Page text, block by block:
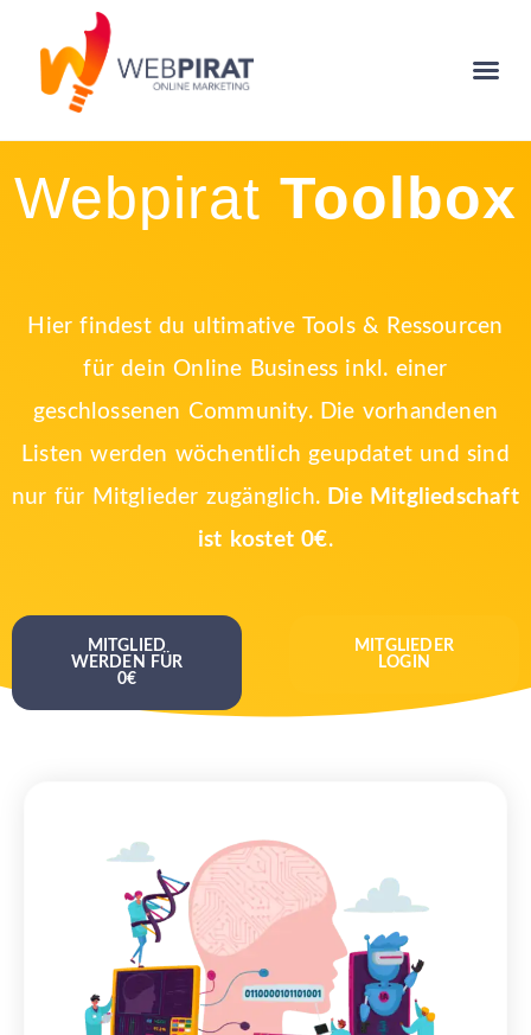
Webpirat Toolbox
Hier findest du ultimative Tools & Ressourcen
für dein Online Business inkl. einer
geschlossenen Community. Die vorhandenen
Listen werden wöchentlich geupdatet und sind
nur für Mitglieder zugänglich. Die Mitgliedschaft
ist kostet 0€.
MITGLIED
WERDEN FÜR
0€
MITGLIEDER
LOGIN